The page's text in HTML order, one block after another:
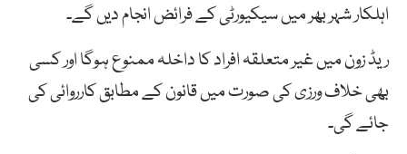
اہلکار شہر بھر میں سیکیورٹی کے فرائض انجام دیں گے۔
ریڈ زون میں غیر متعلقہ افراد کا داخلہ ممنوع ہوگا اور کسی
بھی خلاف ورزی کی صورت میں قانون کے مطابق کارروائی کی
جائے گی۔